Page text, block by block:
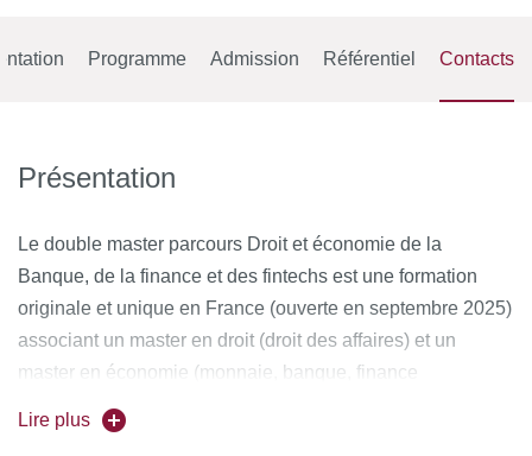
Programme Admission Référentiel Contacts
Présentation
Le double master parcours Droit et économie de la
Banque, de la finance et des fintechs est une formation
originale et unique en France (ouverte en septembre 2025)
associant un master en droit (droit des affaires) et un
master en économie (monnaie, banque, finance
assurance). Formation d’excellence, elle s'adresse
prioritairement aux étudiants titulaires d'une double-licence
Lire plus